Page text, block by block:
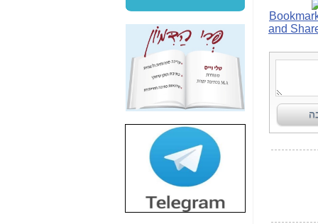
"יש אפליה בחקירה"?
חשיפה: למה השר
משה כחלון לא נחקר
עד היום? -
כאן
חשיפת חשד לשחיתות
הדומה לזו של "תיק
הסלולר -
חשיפת מה שלא
רוצים שתדעו בעניין
פריסת אנלימיטד
(בניחוח בלתי נסבל) -
כאן